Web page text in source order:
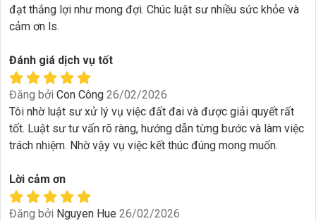
đạt thắng lợi như mong đợi. Chúc luật sư nhiều sức khỏe và
cảm ơn ls.
Đánh giá dịch vụ tốt
Đăng bởi Con Công 26/02/2026
Tôi nhờ luật sư xử lý vụ việc đất đai và được giải quyết rất
tốt. Luật sư tư vấn rõ ràng, hướng dẫn từng bước và làm việc
trách nhiệm. Nhờ vậy vụ việc kết thúc đúng mong muốn.
Lời cảm ơn
Đăng bởi Nguyen Hue 26/02/2026